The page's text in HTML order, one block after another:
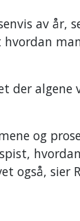
av år,
der algene
og
også, sier